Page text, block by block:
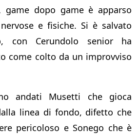
game dopo game è apparso
e fisiche. Si è salvato
con Cerundolo senior ha
come colto da un improvviso
andati Musetti che gioca
linea di fondo, difetto che
pericoloso e Sonego che è